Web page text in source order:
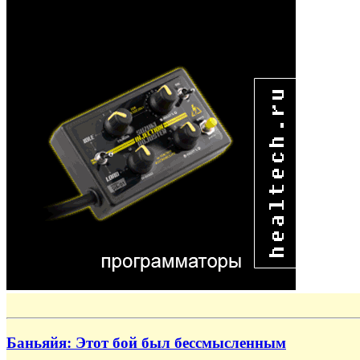
Баньяйя: Этот бой был бессмысленным